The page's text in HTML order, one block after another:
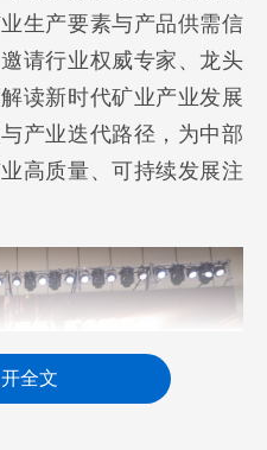
生产要素与产品供需信
请行业权威专家、龙头
读新时代矿业产业发展
产业迭代路径，为中部
高质量、可持续发展注
全文